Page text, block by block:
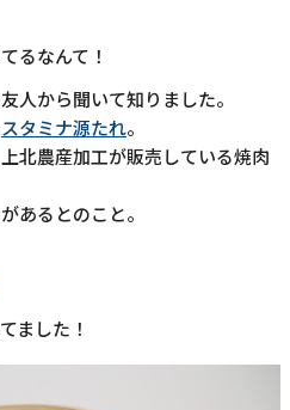
るなんて！
人から聞いて知りました。
スタミナ源たれ。
北農産加工が販売している焼肉
あるとのこと。
ました！